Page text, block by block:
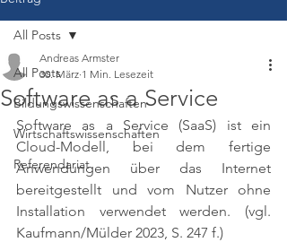
All Posts
Bildungswissenschaften
Wirtschaftswissenschaften
Referendariat
All Posts
Software as a Service
Andreas Armster
30. März 1 Min. Lesezeit
Software as a Service (SaaS) ist ein
Cloud-Modell, bei dem fertige
Anwendungen über das Internet
bereitgestellt und vom Nutzer ohne
Installation verwendet werden. (vgl.
Kaufmann/Mülder 2023, S. 247 f.)